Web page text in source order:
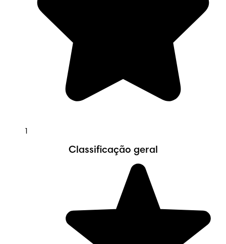
1
Classificação geral